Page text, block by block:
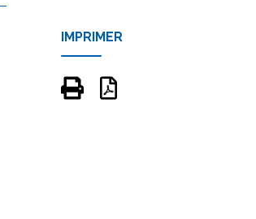
IMPRIMER